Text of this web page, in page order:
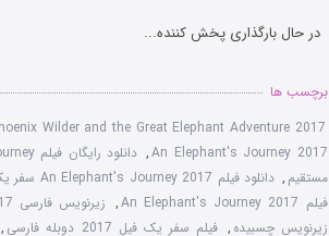
در حال بارگذاری پخش کننده...
برچسب ها
Wilder and the Great Elephant Adventure 2017
An Elephant's Journey 2017
, دانلود رایگان فیلم An Elephants Journey
مستقیم , دانلود فیلم An Elephant's Journey 2017 سفر یک فیل
فیلم An Elephant's Journey 2017
, زیرنویس فارسی An Elephant's Journey 2017
زیرنویس چسبیده , فیلم سفر یک فیل 2017 دوبله فارسی ,